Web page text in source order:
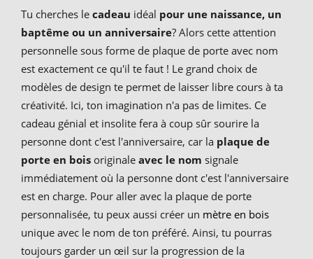
Tu cherches le cadeau idéal pour une naissance, un
baptême ou un anniversaire? Alors cette attention
personnelle sous forme de plaque de porte avec nom
est exactement ce qu'il te faut ! Le grand choix de
modèles de design te permet de laisser libre cours à ta
créativité. Ici, ton imagination n'a pas de limites. Ce
cadeau génial et insolite fera à coup sûr sourire la
personne dont c'est l'anniversaire, car la plaque de
porte en bois originale avec le nom signale
immédiatement où la personne dont c'est l'anniversaire
est en charge. Pour aller avec la plaque de porte
personnalisée, tu peux aussi créer un mètre en bois
unique avec le nom de ton préféré. Ainsi, tu pourras
toujours garder un œil sur la progression de la